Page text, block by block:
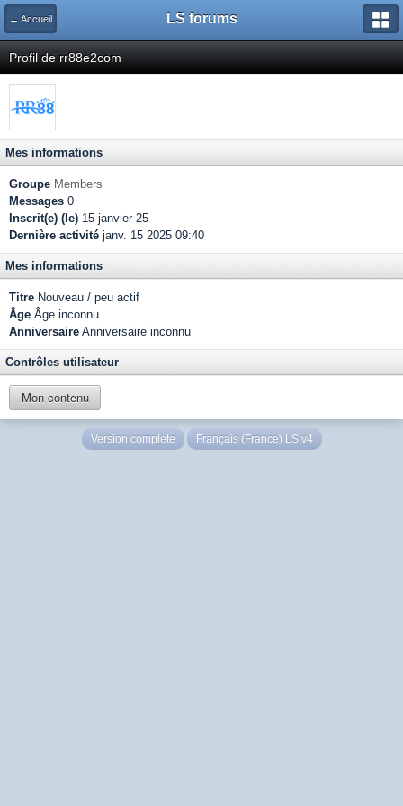
← Accueil LS forums
Profil de rr88e2com
Mes informations
Groupe Members
Messages 0
Inscrit(e) (le) 15-janvier 25
Dernière activité janv. 15 2025 09:40
Mes informations
Titre Nouveau / peu actif
Âge Âge inconnu
Anniversaire Anniversaire inconnu
Contrôles utilisateur
Mon contenu
Version complète Français (France) LS v4